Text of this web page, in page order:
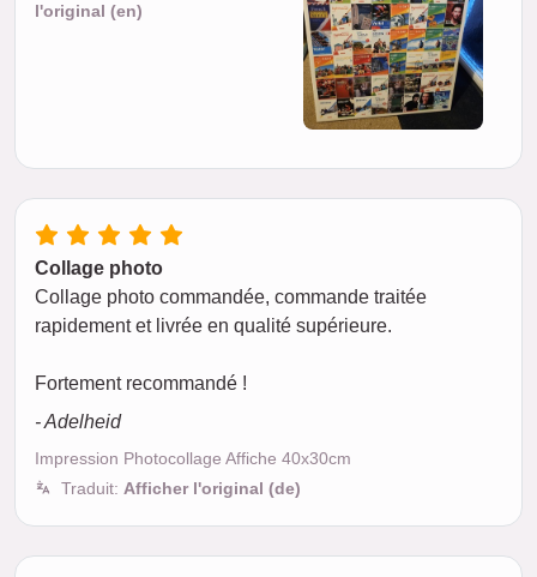
l'original (en)
Collage photo
Collage photo commandée, commande traitée
rapidement et livrée en qualité supérieure.
Fortement recommandé !
- Adelheid
Impression Photocollage Affiche 40x30cm
Traduit: Afficher l'original (de)